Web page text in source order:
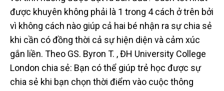
được khuyên không phải là 1 trong 4 cách ở trên bởi
vì không cách nào giúp cả hai bé nhận ra sự chia sẻ
khi cần có đồng thời cả sự hiện diện và cảm xúc
gắn liền. Theo GS. Byron T. , ĐH University College
London chia sẻ: Bạn có thể giúp trẻ học được sự
chia sẻ khi bạn chọn thời điểm vào cuộc thông